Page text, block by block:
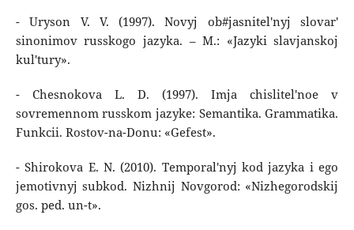
- Uryson V. V. (1997). Novyj ob#jasnitel'nyj slovar'
sinonimov russkogo jazyka. – M.: «Jazyki slavjanskoj
kul'tury».
- Chesnokova L. D. (1997). Imja chislitel'noe v
sovremennom russkom jazyke: Semantika. Grammatika.
Funkcii. Rostov-na-Donu: «Gefest».
- Shirokova E. N. (2010). Temporal'nyj kod jazyka i ego
jemotivnyj subkod. Nizhnij Novgorod: «Nizhegorodskij
gos. ped. un-t».